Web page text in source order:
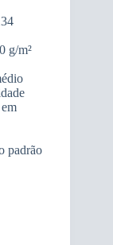
g/m²
padrão